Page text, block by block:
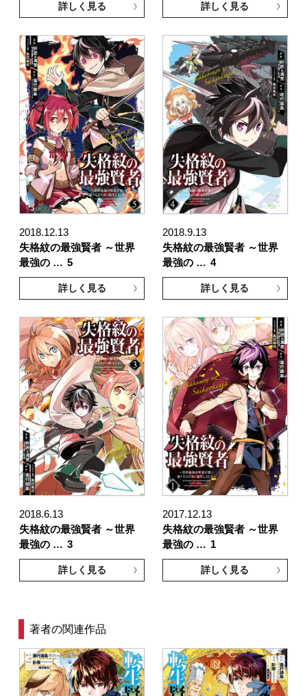
詳しく見る 詳しく見る
2018.12.13
失格紋の最強賢者 ～世界
最強の … 5
詳しく見る
2018.9.13
失格紋の最強賢者 ～世界
最強の … 4
詳しく見る
2018.6.13
失格紋の最強賢者 ～世界
最強の … 3
詳しく見る
2017.12.13
失格紋の最強賢者 ～世界
最強の … 1
詳しく見る
著者の関連作品